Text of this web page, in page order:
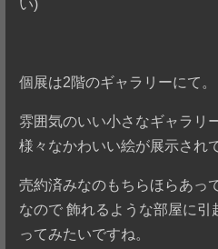
い)
個展は2階のギャラリーにて。
雰囲気のいい小さなギャラリ
様々なかわいい絵が展示され
売約済みなのもちらほらあっ
なので 飾れるような部屋に
ってみたいですね。